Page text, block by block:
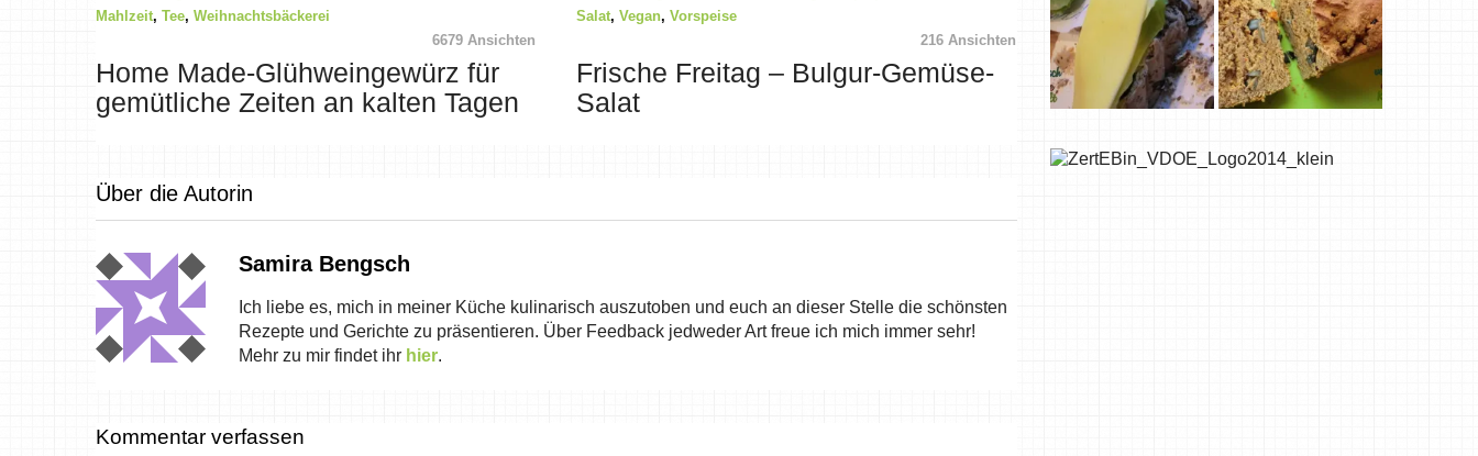
Mahlzeit, Tee, Weihnachtsbäckerei
6679 Ansichten
Home Made-Glühweingewürz für
gemütliche Zeiten an kalten Tagen
Salat,Vegan,Vorspeise
216 Ansichten
Frische Freitag – Bulgur-Gemüse-
Salat
Über die Autorin
Samira Bengsch
Ich liebe es, mich in meiner Küche kulinarisch auszutoben und euch an dieser Stelle die schönsten
Rezepte und Gerichte zu präsentieren. Über Feedback jedweder Art freue ich mich immer sehr!
Mehr zu mir findet ihr hier.
Kommentar verfassen